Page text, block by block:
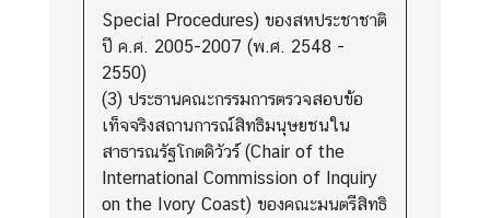
Special Procedures) ของสหประชาชาติ
ปี ค.ศ. 2005-2007 (พ.ศ. 2548 -
2550)
(3) ประธานคณะกรรมการตรวจสอบข้อ
เท็จจริงสถานการณ์สิทธิมนุษยชนใน
สาธารณรัฐโกตดิวัวร์ (Chair of the
International Commission of Inquiry
on the Ivory Coast) ของคณะมนตรีสิทธิ